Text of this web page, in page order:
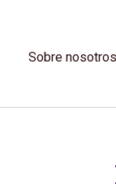
Sobre nosotros